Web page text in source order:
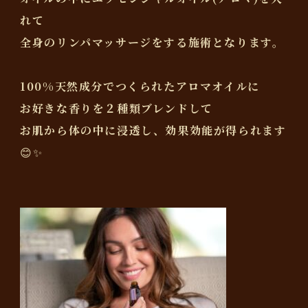
れて
全身のリンパマッサージをする施術となります。
100%天然成分でつくられたアロマオイルに
お好きな香りを２種類ブレンドして
お肌から体の中に浸透し、効果効能が得られます
😊✨